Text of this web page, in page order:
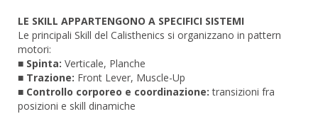
LE SKILL APPARTENGONO A SPECIFICI SISTEMI
Le principali Skill del Calisthenics si organizzano in pattern
motori:
■ Spinta: Verticale, Planche
■ Trazione: Front Lever, Muscle-Up
■ Controllo corporeo e coordinazione: transizioni fra
posizioni e skill dinamiche